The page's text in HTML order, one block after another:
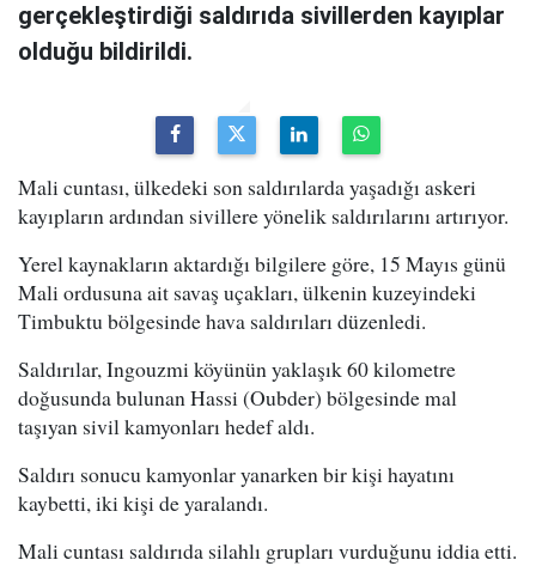
gerçekleştirdiği saldırıda sivillerden kayıplar
olduğu bildirildi.
Mali cuntası, ülkedeki son saldırılarda yaşadığı askeri
kayıpların ardından sivillere yönelik saldırılarını artırıyor.
Yerel kaynakların aktardığı bilgilere göre, 15 Mayıs günü
Mali ordusuna ait savaş uçakları, ülkenin kuzeyindeki
Timbuktu bölgesinde hava saldırıları düzenledi.
Saldırılar, Ingouzmi köyünün yaklaşık 60 kilometre
doğusunda bulunan Hassi (Oubder) bölgesinde mal
taşıyan sivil kamyonları hedef aldı.
Saldırı sonucu kamyonlar yanarken bir kişi hayatını
kaybetti, iki kişi de yaralandı.
Mali cuntası saldırıda silahlı grupları vurduğunu iddia etti.